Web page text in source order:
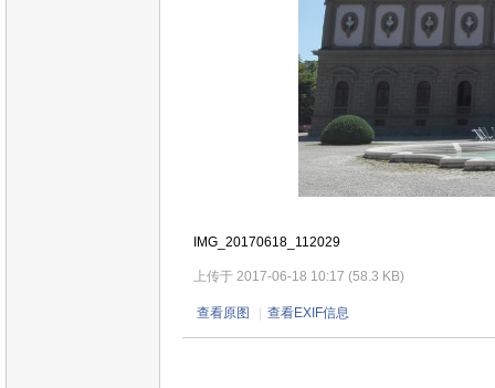
IMG_20170618_112029
上传于 2017-06-18 10:17 (58.3 KB)
查看原图 查看EXIF信息